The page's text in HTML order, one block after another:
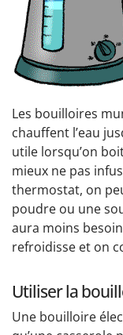
Les bouilloires
chauffent l’eau
utile lorsqu’on
mieux ne pas
thermostat, on
poudre ou une
aura moins
refroidisse et on
Utiliser la
Une bouilloire